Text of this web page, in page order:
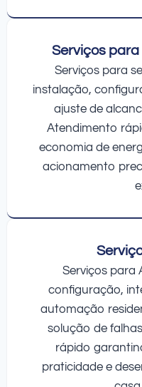
Serviços
Serviços para
instalação,
ajuste de
Atendimento
economia de
acionamento
Serviços para
configuração,
automação
solução de
rápido
praticidade e